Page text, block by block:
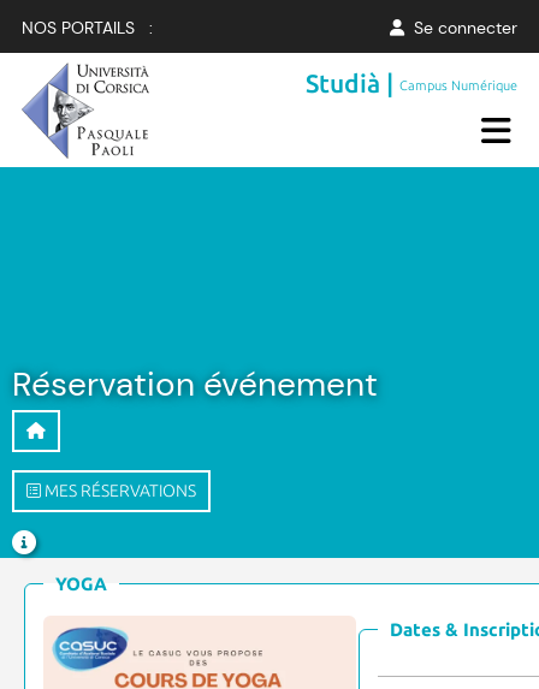
NOS PORTAILS : Se connecter
Studià |Campus Numérique
Réservation événement
MES RÉSERVATIONS
YOGA
Dates &